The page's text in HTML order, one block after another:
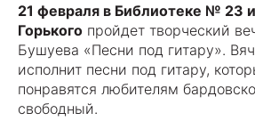
21 февраля в Библиотеке № 23
Горького пройдет творческий
Бушуева «Песни под гитару».
исполнит песни под гитару,
понравятся любителям
свободный.